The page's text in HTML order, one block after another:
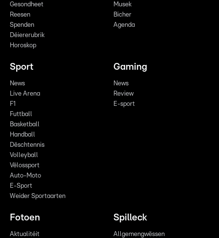
Gesondheet
Reesen
Spenden
Déiererubrik
Horoskop
Musek
Bicher
Agenda
Sport
News
Live Arena
F1
Futtball
Basketball
Handball
Dëschtennis
Volleyball
Vëlossport
Auto-Moto
E-Sport
Weider Sportaarten
Gaming
News
Review
E-sport
Fotoen
Aktualitéit
Spilleck
Allgemengwëssen